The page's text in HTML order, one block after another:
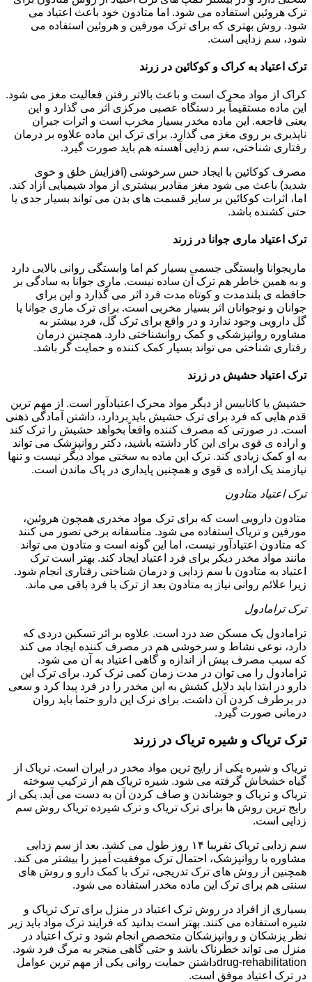
ترک هروئین استفاده می شود. اما متادون خود باعث اعتیاد می
شود. روش بهتری که برای ترک مورفین و هروئین استفاده می
شود، سم زدایی است.
ترک اعتیاد به کراک و کوکائین در زرند
کراک از مواد محرک است و باعث بالاتر رفتن فعالیت مغز می شود.
این ماده مستقیماً بر دستگاه عصبی مرکزی اثر می گذارد و این
یعنی فاجعه. این ماده مخدر بسیار مخرب است و اثرات جبران
ناپذیری بر روی مغز می گذارد. برای ترک این ماده علاوه بر درمان
رفتاری شناختی، سم زدایی آهسته هم باید صورت گیرد.
مصرف کوکائین با ایجاد حس سرخوشی (افزایش خلق و خوی
شدید) باعث می شود مغز مقادیر بیشتری از مواد شیمیایی آزاد کند.
اما، اثرات کوکائین بر سایر قسمت های بدن می تواند بسیار جدی یا
حتی کشنده باشد.
ترک اعتیاد ماری جوانا در زرند
ماریجوانا وابستگی جسمی بسیار کم اما وابستگی روانی بالایی دارد
و به همین خاطر هم ترک آن ساده نیست. ماری جوانا به سادگی بر
حافظه ی بلندمدت و کوتاه مدت فرد اثر می گذارد و این برای
جوانان و نوجوانان اثر بسیار مخربی است. برای ترک ماری جوانا یا
گل دارویی وجود ندارد و در واقع برای ترک گل، فرد بیشتر به
مشاوره روانپزشکی و کمک روانشناختی دارد. همچنین درمان
رفتاری شناختی می تواند بسیار کمک کننده و حمایت گر باشد.
ترک اعتیاد حشیش در زرند
حشیش یا کانابیس از دیگر مواد محرک اعتیادآور است. از مهم ترین
قدم هایی که فرد برای ترک حشیش باید بردارد، داشتن آمادگی ذهنی
است. در صورتی که مصرف کننده واقعاً بخواهد حشیش را ترک کند
و اراده ی قوی برای این کار داشته باشید، دکتر روانپزشک می تواند
به او کمک زیادی کند. ترک این ماده به سختی مواد دیگر نیست و تنها
نیازمند یک اراده ی قوی و همچنین پایداری در پاک ماندن است.
ترک اعتیاد متادون
متادون دارویی است که برای ترک مواد مخدری همچون هروئین،
مورفین و تریاک استفاده می شود. متأسفانه برخی تصور می کنند
که متادون اعتیادآور نیست، اما این گونه است و متادون می تواند
مانند مواد مخدر دیکر برای فرد اعتیاد ایجاد کند. بهتر است ترک
اعتیاد به متادون با سم زدایی و درمان شناختی رفتاری انجام شود.
زیرا علائم روانی نیاز به متادون بعد از ترک با فرد باقی می ماند.
ترک ترامادول
ترامادول یک مسکن ضد درد است. علاوه بر اثر تسکین دردی که
دارد، نوعی نشاط و سرخوشی هم در مصرف کننده ایجاد می کند
که سبب مصرف بیش از اندازه و گاهی اعتیاد به آن می شود.
ترامادول را می توان در مدت زمان کمی ترک کرد. برای ترک این
دارو در ابتدا باید دلایل کشش به این مخدر را در فرد پیدا کرد و سعی
در برطرف کردن آن داشت. برای ترک این دارو حتما باید روان
درمانی صورت گیرد.
ترک تریاک و شیره تریاک در زرند
تریاک و شیره یکی از رایج ترین مواد مخدر در ایران است. تریاک از
گیاه خشخاش گرفته می شود. شیره تریاک هم از ترکیب سوخته
تریاک و تریاک و جوشاندن و صاف کردن آن به دست می آید. یکی از
رایج ترین روش ها برای ترک تریاک و ترک شیرده تریاک روش سم
زدایی است.
سم زدایی تریاک تقریبا ۱۴ روز طول می کشد. بعد از سم زدایی
مشاوره با روانپزشک، احتمال ترک موفقیت آمیز را بیشتر می کند.
همچنین از روش های ترک تدریجی، ترک با کمک دارو و روش های
سنتی هم برای ترک این ماده مخدر استفاده می شود.
بسیاری از افراد در روش ترک اعتیاد در منزل برای ترک تریاک و
شیره استفاده می کنند. بهتر است بدانید که فرایند ترک مواد باید زیر
نظر پزشکان و روانپزشکان متخصص انجام شود و ترک اعتیاد در
منزل می تواند خطرناک باشد و حتی گاهی منجر به مرگ فرد شود.
drug-rehabilitationداشتن حمایت روانی یکی از مهم ترین عوامل
در ترک اعتیاد موفق است.